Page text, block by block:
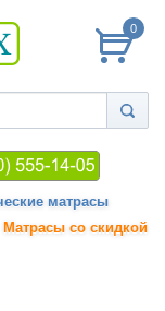
0
матрасы
Матрасы со скидкой